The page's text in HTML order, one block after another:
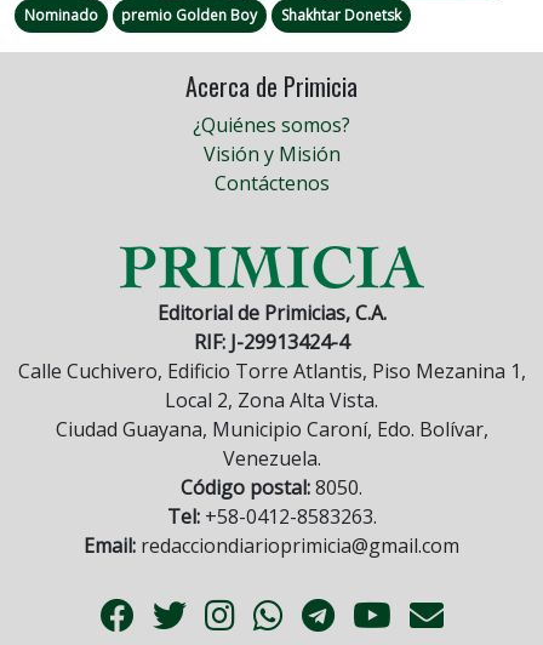
Nominado
premio Golden Boy Shakhtar Donetsk
Acerca de Primicia
¿Quiénes somos?
Visión y Misión
Contáctenos
Editorial de Primicias, C.A.
RIF: J-29913424-4
Calle Cuchivero, Edificio Torre Atlantis, Piso Mezanina 1,
Local 2, Zona Alta Vista.
Ciudad Guayana, Municipio Caroní, Edo. Bolívar,
Venezuela.
Código postal:8050.
Tel:+58-0412-8583263.
Email: redacciondiarioprimicia@gmail.com